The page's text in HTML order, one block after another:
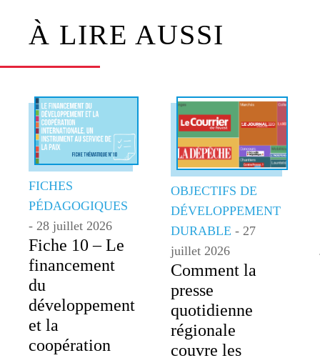
À LIRE AUSSI
FICHES
PÉDAGOGIQUES
- 28 juillet 2026
Fiche 10 – Le
financement
du
développement
et la
coopération
OBJECTIFS DE
DÉVELOPPEMENT
DURABLE - 27
juillet 2026
Comment la
presse
quotidienne
régionale
couvre les